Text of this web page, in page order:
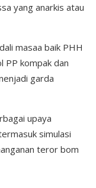
yang anarkis atau
masaa baik PHH
PP kompak dan
garda
upaya
simulasi
teror bom